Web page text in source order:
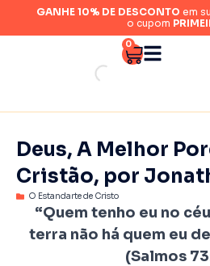
GANHE 10% DE DESCONTO em
o cupom
0
Deus, A Melhor
Cristão, por
O Estandarte de Cristo
“Quem tenho eu no
terra não há quem eu
(Salmos